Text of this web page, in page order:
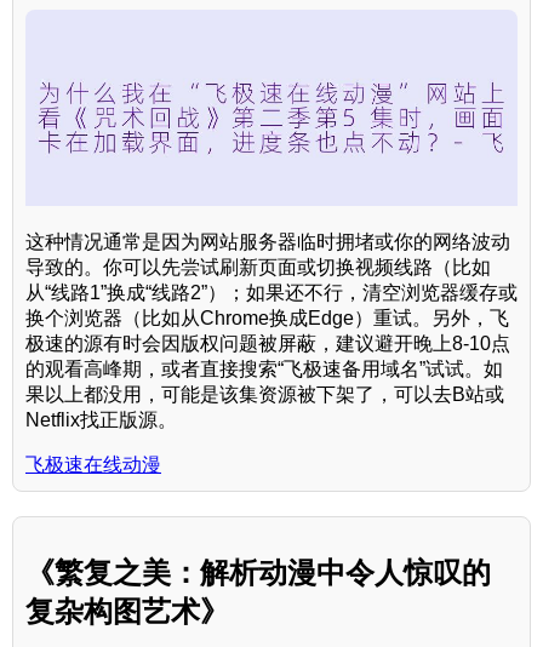
这种情况通常是因为网站服务器临时拥堵或你的网络波动
导致的。你可以先尝试刷新页面或切换视频线路（比如
从“线路1”换成“线路2”）；如果还不行，清空浏览器缓存或
换个浏览器（比如从Chrome换成Edge）重试。另外，飞
极速的源有时会因版权问题被屏蔽，建议避开晚上8-10点
的观看高峰期，或者直接搜索“飞极速备用域名”试试。如
果以上都没用，可能是该集资源被下架了，可以去B站或
Netflix找正版源。
飞极速在线动漫
《繁复之美：解析动漫中令人惊叹的
复杂构图艺术》